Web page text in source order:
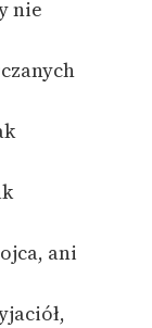
nie
ani